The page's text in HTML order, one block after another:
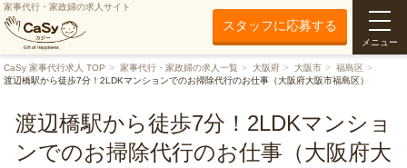
家事代行・家政婦の求人サイト
スタッフに応募する
メニュー
CaSy 家事代行求人 TOP 家事代行・家政婦の求人一覧 大阪府 大阪市
福島区
渡辺橋駅から徒歩7分！2LDKマンションでのお掃除代行のお仕事（大阪府大阪市福島区）
渡辺橋駅から徒歩7分！2LDKマンショ
ンでのお掃除代行のお仕事（大阪府大